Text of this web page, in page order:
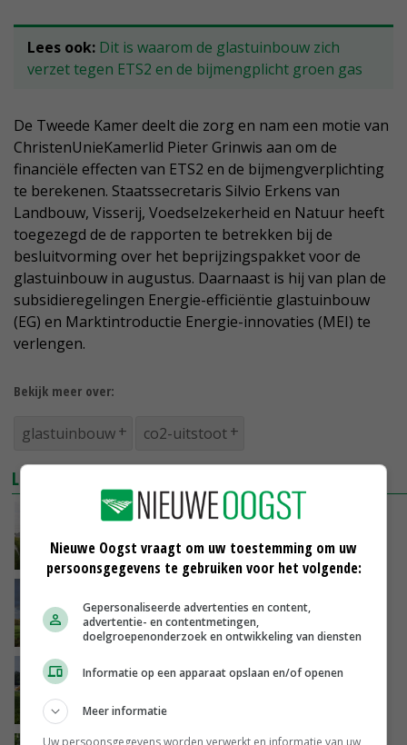
Lees ook: Dit is waarom de glastuinbouw zich
verzet tegen ETS2 en de bijmengplicht groen gas
De Tweede Kamer deelt die zorg en nam een motie van
ChristenUnieKamerlid Pieter Grinwis aan om de
financiële effecten van ETS2 en de bijmengverplichting
te berekenen. Staatssecretaris Silvio Erkens van
Landbouw, Visserij, Voedselzekerheid en Natuur heeft
toegezegd de de rapporten te betrekken bij de
besluitvorming over het beprijzingspakket voor de
glastuinbouw in augustus. Daarnaast is hij van plan de
subsidieregelingen Energie-efficiëntie glastuinbouw
(EG) en Marktintroductie Energie-innovaties (MEI) te
verlengen.
Bekijk meer over:
glastuinbouw co2-uitstoot
LEES OOK
Glastuinbouw zet eindsprint in richting KRW-
03-07-2026
lange adem
02-07-2026
Groen gas biedt boeren kansen, maar
25-06-2026
Nieuwe Oogst vraagt om uw toestemming om uw
persoonsgegevens te gebruiken voor het volgende:
Gepersonaliseerde advertenties en content,
advertentie- en contentmetingen,
doelgroepenonderzoek en ontwikkeling van diensten
Informatie op een apparaat opslaan en/of openen
Meer informatie
Uw persoonsgegevens worden verwerkt en informatie van uw